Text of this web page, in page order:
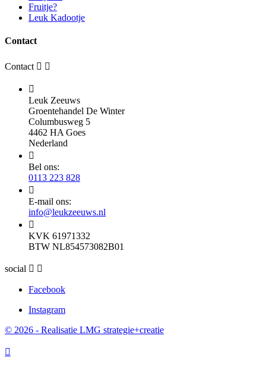
Fruitje?
Leuk Kadootje
Contact
Contact  

Leuk Zeeuws
Groentehandel De Winter
Columbusweg 5
4462 HA Goes
Nederland

Bel ons:
0113 223 828

E-mail ons:
info@leukzeeuws.nl

KVK 61971332
BTW NL854573082B01
social  
Facebook
Instagram
© 2026 - Realisatie LMG strategie+creatie
